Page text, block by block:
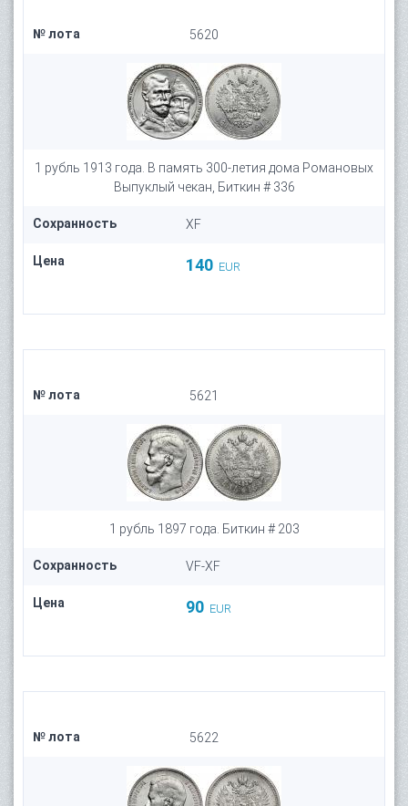
№ лота 5620
1 рубль 1913 года. В память 300-летия дома Романовых
Выпуклый чекан, Биткин # 336
Сохранность XF
Цена 140 EUR
№ лота 5621
1 рубль 1897 года. Биткин # 203
Сохранность VF-XF
Цена 90 EUR
№ лота 5622